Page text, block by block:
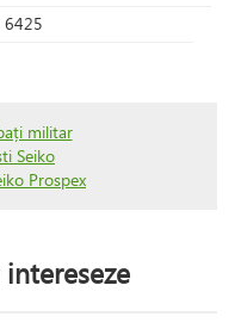
6425
militar
Seiko
Prospex